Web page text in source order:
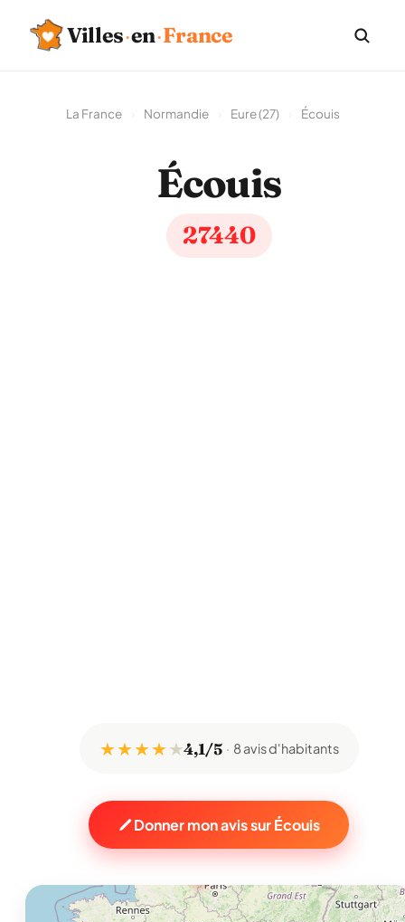
Villes·en·France
La France Normandie Eure (27) Écouis
Écouis
27440
★ ★ ★ ★★4,1/5 8 avis d'habitants
Donner mon avis sur Écouis